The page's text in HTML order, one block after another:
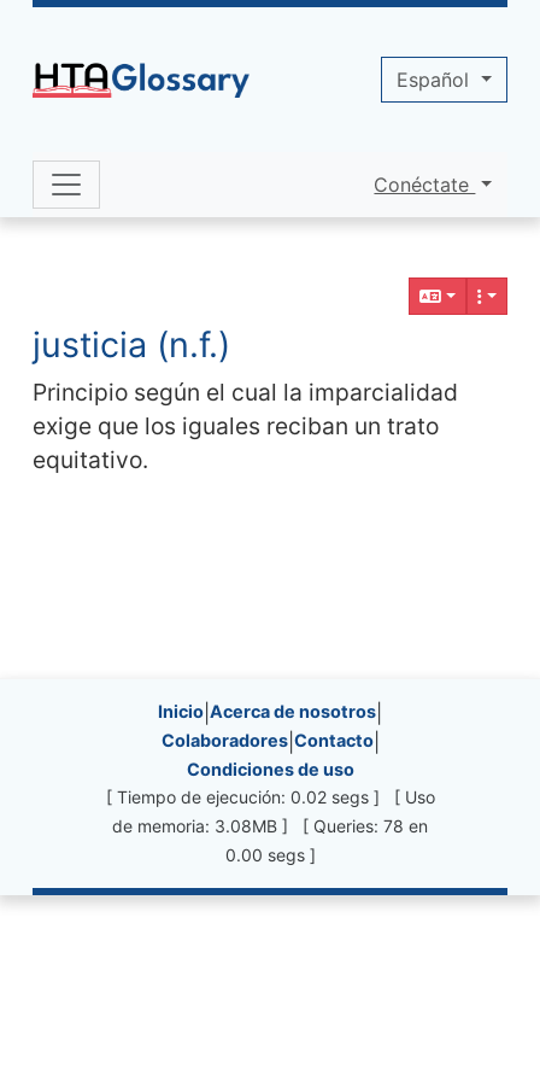
Navigation and related functionality
justicia (n.f.)
Principio según el cual la imparcialidad
exige que los iguales reciban un trato
equitativo.
Site information, links, etc.
Inicio Acerca de nosotros
Colaboradores| Contacto|
Condiciones de uso
[ Tiempo de ejecución: 0.02 segs ] [ Uso
de memoria: 3.08MB ] [ Queries: 78 en
0.00 segs ]
Site identity, navigation, etc.
Conéctate
Español